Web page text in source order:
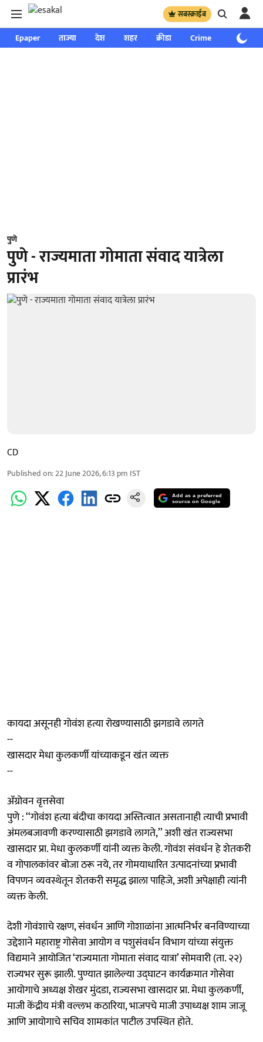
सबस्क्राईब
Epaper ताज्या देश शहर क्रीडा Crime साप्ताहिक
पुणे
पुणे - राज्यमाता गोमाता संवाद यात्रेला
प्रारंभ
CD
Published on:22 June 2026, 6:13 pm IST
Add as a preferred
source on Google
कायदा असूनही गोवंश हत्या रोखण्यासाठी झगडावे लागते
--
खासदार मेधा कुलकर्णी यांच्याकडून खंत व्यक्त
--
ॲग्रोवन वृत्तसेवा
पुणे : ‘‘गोवंश हत्या बंदीचा कायदा अस्तित्वात असतानाही त्याची प्रभावी
अंमलबजावणी करण्यासाठी झगडावे लागते,’’ अशी खंत राज्यसभा
खासदार प्रा. मेधा कुलकर्णी यांनी व्यक्त केली. गोवंश संवर्धन हे शेतकरी
व गोपालकांवर बोजा ठरू नये, तर गोमयाधारित उत्पादनांच्या प्रभावी
विपणन व्यवस्थेतून शेतकरी समृद्ध झाला पाहिजे, अशी अपेक्षाही त्यांनी
व्यक्त केली.
देशी गोवंशाचे रक्षण, संवर्धन आणि गोशाळांना आत्मनिर्भर बनविण्याच्या
उद्देशाने महाराष्ट्र गोसेवा आयोग व पशुसंवर्धन विभाग यांच्या संयुक्त
विद्यमाने आयोजित ‘राज्यमाता गोमाता संवाद यात्रा’ सोमवारी (ता. २२)
राज्यभर सुरू झाली. पुण्यात झालेल्या उद्‍घाटन कार्यक्रमात गोसेवा
आयोगाचे अध्यक्ष शेखर मुंदडा, राज्यसभा खासदार प्रा. मेधा कुलकर्णी,
माजी केंद्रीय मंत्री वल्लभ कठारिया, भाजपचे माजी उपाध्यक्ष शाम जाजू
आणि आयोगाचे सचिव शामकांत पाटील उपस्थित होते.